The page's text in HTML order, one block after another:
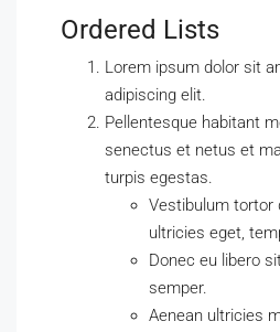
Ordered Lists
Lorem ipsum dolor sit
adipiscing elit.
Pellentesque habitant
senectus et netus et
turpis egestas.
Vestibulum tortor
ultricies eget,
Donec eu libero
semper.
Aenean ultricies